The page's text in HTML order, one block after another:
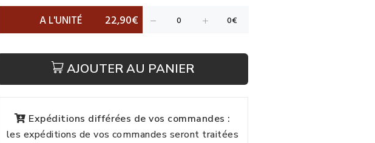
A L'UNITÉ 22,90€
AJOUTER AU PANIER
Expéditions différées de vos commandes :
les expéditions de vos commandes seront traitées